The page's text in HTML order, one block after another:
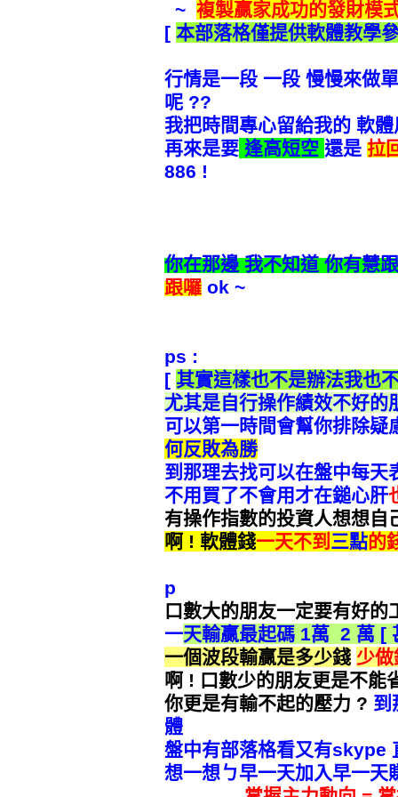
~ 複製贏家成功的發財模
[ 本部落格僅提供軟體教學
行情是一段 一段 慢慢來做
呢 ??
我把時間專心留給我的 軟
再來是要 逢高短空 還是 拉
886 !
你在那邊 我不知道 你有慧
跟囉 ok ~
ps :
[ 其實這樣也不是辦法我也
尤其是自行操作績效不好的
可以第一時間會幫你排除疑
何反敗為勝
到那理去找可以在盤中每天
不用買了不會用才在鎚心肝
有操作指數的投資人想想自
啊 ! 軟體錢一天不到 三點的
p
口數大的朋友一定要有好的
一天輸贏最起碼 1萬 2 萬 [
一個波段輸贏是多少錢 少做
啊 ! 口數少的朋友更是不能
你更是有輸不起的壓力 ? 到
體
盤中有部落格看又有skype
想一想ㄅ早一天加入早一天